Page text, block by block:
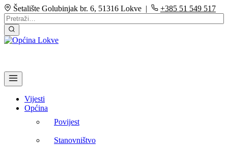
Šetalište Golubinjak br. 6, 51316 Lokve | +385 51 549 517
Vijesti
Općina
Povijest
Stanovništvo